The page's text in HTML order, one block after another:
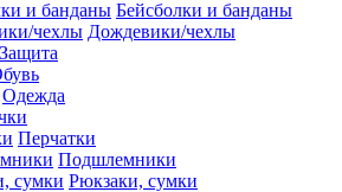
Бейсболки и банданы
Дождевики/чехлы
Защита
Одежда
Перчатки
Подшлемники
Рюкзаки, сумки